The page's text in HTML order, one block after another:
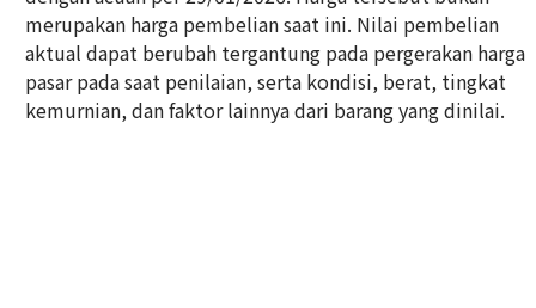
Silver Medal Set
100g
Referensi Harga Buyback
204.733.151
merupakan harga pembelian saat ini. Nilai pembelian
aktual dapat berubah tergantung pada pergerakan harga
pasar pada saat penilaian, serta kondisi, berat, tingkat
kemurnian, dan faktor lainnya dari barang yang dinilai.